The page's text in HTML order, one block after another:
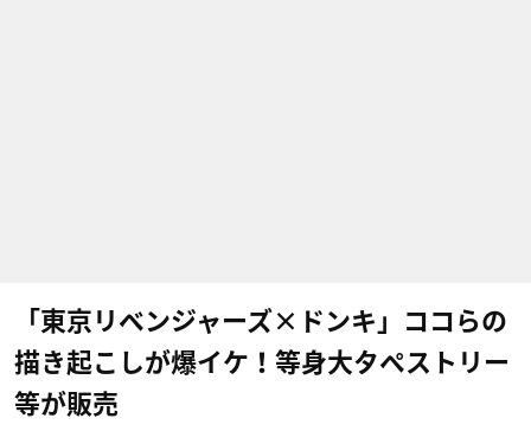
「東京リベンジャーズ×ドンキ」ココらの
描き起こしが爆イケ！等身大タペストリー
等が販売